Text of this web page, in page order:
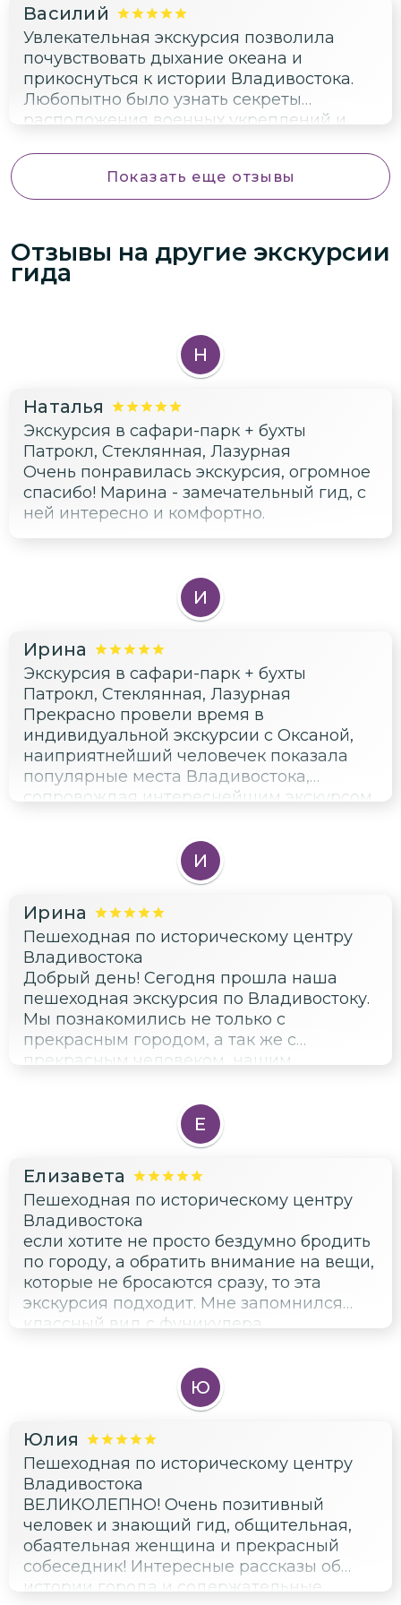
острых ощущений!
Василий
Увлекательная экскурсия позволила
почувствовать дыхание океана и
прикоснуться к истории Владивостока.
Любопытно было узнать секреты
расположения военных укреплений и
в защите границ России. Особенное
впечатление произвели виды с
Орлиного гнезда и посещение музея-
Показать еще отзывы
Отзывы на другие экскурсии
гида
Н
Наталья
Экскурсия в сафари-парк + бухты
Патрокл, Стеклянная, Лазурная
Очень понравилась экскурсия, огромное
спасибо! Марина - замечательный гид, с
ней интересно и комфортно.
И
Ирина
Экскурсия в сафари-парк + бухты
Патрокл, Стеклянная, Лазурная
Прекрасно провели время в
индивидуальной экскурсии с Оксаной,
наиприятнейший человечек показала
популярные места Владивостока,
сопровождая интереснейшим экскурсом
побольше о городе, стоит пообщаться с
человеком, влюбленным в этот город)
И
Ирина
Пешеходная по историческому центру
Владивостока
Добрый день! Сегодня прошла наша
пешеходная экскурсия по Владивостоку.
Мы познакомились не только с
прекрасным городом, а так же с
прекрасным человеком, нашим
прошла легко, на одном дыхании, очень
интересно, весело, красочно. Марина
очень любит свой город и эту любовь
покарил своей многогранностью,
динамичностью, красотой и мощностью
тихоокеанского флота. Владивосток
удивляет и попадает в самое сердце.
Марина спасибо Вам за прекрасную
прогулку❤️
Е
Елизавета
Пешеходная по историческому центру
Владивостока
если хотите не просто бездумно бродить
по городу, а обратить внимание на вещи,
которые не бросаются сразу, то эта
экскурсия подходит. Мне запомнился
классный вид с фуникулера.
Ю
Юлия
Пешеходная по историческому центру
Владивостока
ВЕЛИКОЛЕПНО! Очень позитивный
человек и знающий гид, общительная,
обаятельная женщина и прекрасный
собеседник! Интересные рассказы об
истории города и содержательные